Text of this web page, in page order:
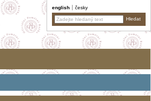
english česky